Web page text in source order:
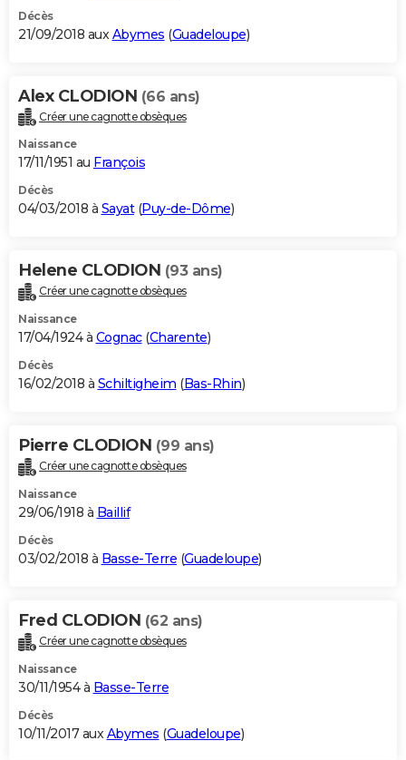
Décès
21/09/2018 aux Abymes (Guadeloupe)
Alex CLODION (66 ans)
Créer une cagnotte obsèques
Naissance
17/11/1951 au François
Décès
04/03/2018 à Sayat(Puy-de-Dôme)
Helene CLODION (93 ans)
Créer une cagnotte obsèques
Naissance
17/04/1924 à Cognac(Charente)
Décès
16/02/2018 à Schiltigheim (Bas-Rhin)
Pierre CLODION (99 ans)
Créer une cagnotte obsèques
Naissance
29/06/1918 à Baillif
Décès
03/02/2018 à Basse-Terre (Guadeloupe)
Fred CLODION (62 ans)
Créer une cagnotte obsèques
Naissance
30/11/1954 à Basse-Terre
Décès
10/11/2017 auxAbymes (Guadeloupe)